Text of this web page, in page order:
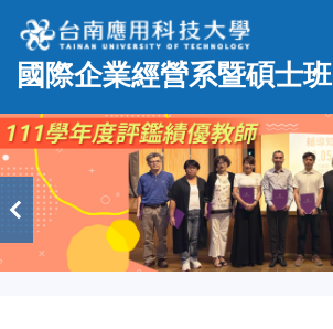
跳
到
主
內
容
區
國際企業經營系暨碩士班